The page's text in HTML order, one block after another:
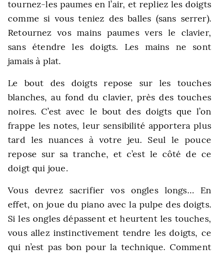
tournez-les paumes en l’air, et repliez les doigts
comme si vous teniez des balles (sans serrer).
Retournez vos mains paumes vers le clavier,
sans étendre les doigts. Les mains ne sont
jamais à plat.
Le bout des doigts repose sur les touches
blanches, au fond du clavier, près des touches
noires. C’est avec le bout des doigts que l’on
frappe les notes, leur sensibilité apportera plus
tard les nuances à votre jeu. Seul le pouce
repose sur sa tranche, et c’est le côté de ce
doigt qui joue.
Vous devrez sacrifier vos ongles longs… En
effet, on joue du piano avec la pulpe des doigts.
Si les ongles dépassent et heurtent les touches,
vous allez instinctivement tendre les doigts, ce
qui n’est pas bon pour la technique. Comment